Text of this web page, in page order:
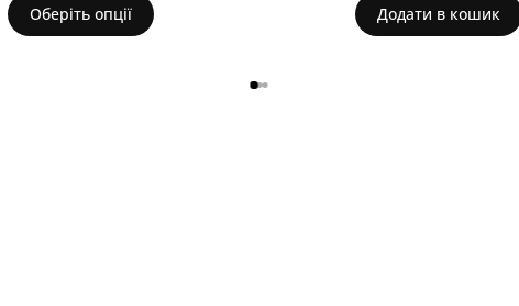
Оберіть опції Додати в кошик